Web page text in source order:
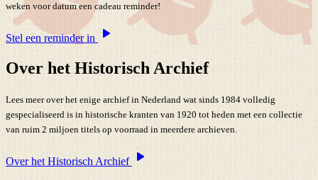
weken voor datum een cadeau reminder!
Stel een reminder in
Over het Historisch Archief
Lees meer over het enige archief in Nederland wat sinds 1984 volledig
gespecialiseerd is in historische kranten van 1920 tot heden met een collectie
van ruim 2 miljoen titels op voorraad in meerdere archieven.
Over het Historisch Archief